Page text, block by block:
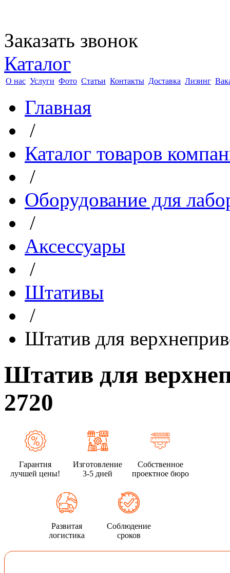
Заказать звонок
Каталог
О нас Услуги Фото Статьи Контакты Доставка Лизинг
Главная
/
Каталог товаров
/
Оборудование для
/
Аксессуары
/
Штативы
/
Штатив для
Штатив для
2720
Гарантия
лучшей цены!
Изготовление
3-5 дней
Собственное
проектное бюро
Развитая
логистика
Соблюдение
сроков